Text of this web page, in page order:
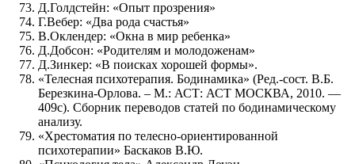
Д.Голдстейн: «Опыт прозрения»
Г.Вебер: «Два рода счастья»
В.Оклендер: «Окна в мир ребенка»
Д.Добсон: «Родителям и молодоженам»
Д.Зинкер: «В поисках хорошей формы».
«Телесная психотерапия. Бодинамика» (Ред.-сост. В.Б.
Березкина-Орлова. – М.: АСТ: АСТ МОСКВА, 2010. —
409с). Сборник переводов статей по бодинамическому
анализу.
«Хрестоматия по телесно-ориентированной
психотерапии» Баскаков В.Ю.